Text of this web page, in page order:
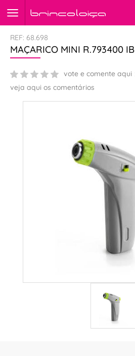
REF: 68.698
MAÇARICO MINI R.793400 IB
vote e comente aqui
veja aqui os comentários